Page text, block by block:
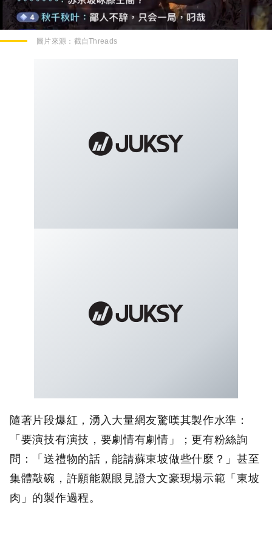
圖片來源： 截自Threads
隨著片段爆紅，湧入大量網友驚嘆其製作水準：
「要演技有演技，要劇情有劇情」；更有粉絲詢
問：「送禮物的話，能請蘇東坡做些什麼？」甚至
集體敲碗，許願能親眼見證大文豪現場示範「東坡
肉」的製作過程。